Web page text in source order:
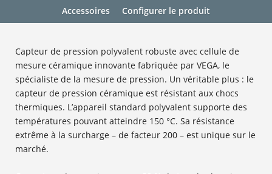
Accessoires Configurer le produit
Capteur de pression polyvalent robuste avec cellule de
mesure céramique innovante fabriquée par VEGA, le
spécialiste de la mesure de pression. Un véritable plus : le
capteur de pression céramique est résistant aux chocs
thermiques. L’appareil standard polyvalent supporte des
températures pouvant atteindre 150 °C. Sa résistance
extrême à la surcharge – de facteur 200 – est unique sur le
marché.